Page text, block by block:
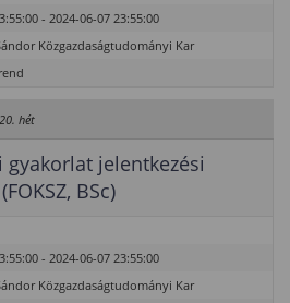
- 2024-06-07 23:55:00
Közgazdaságtudományi Kar
hét
gyakorlat jelentkezési
BSc)
- 2024-06-07 23:55:00
Közgazdaságtudományi Kar